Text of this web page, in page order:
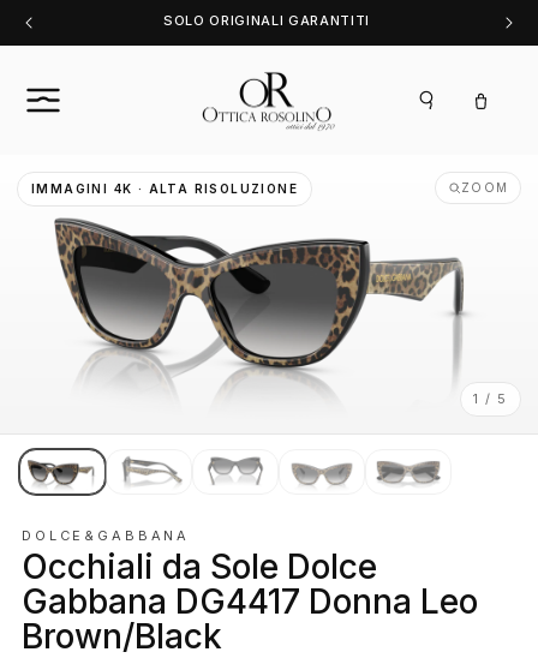
direttamente
ai contenuti
SOLO ORIGINALI GARANTITI
Carrello
IMMAGINI 4K · ALTA RISOLUZIONE ZOOM
1 / 5
DOLCE&GABBANA
Occhiali da Sole Dolce
Gabbana DG4417 Donna Leo
Brown/Black